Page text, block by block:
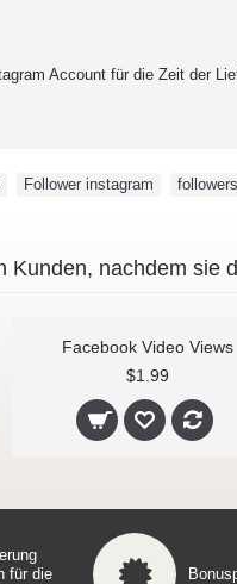
Account für die Zeit der
Follower instagram followers
Kunden, nachdem sie
für die